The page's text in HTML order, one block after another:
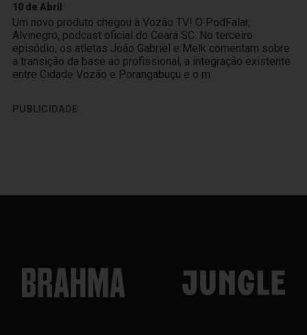
10 de Abril
Um novo produto chegou à Vozão TV! O PodFalar,
Alvinegro, podcast oficial do Ceará SC. No terceiro
episódio, os atletas João Gabriel e Melk comentam sobre
a transição da base ao profissional, a integração existente
entre Cidade Vozão e Porangabuçu e o m
PUBLICIDADE